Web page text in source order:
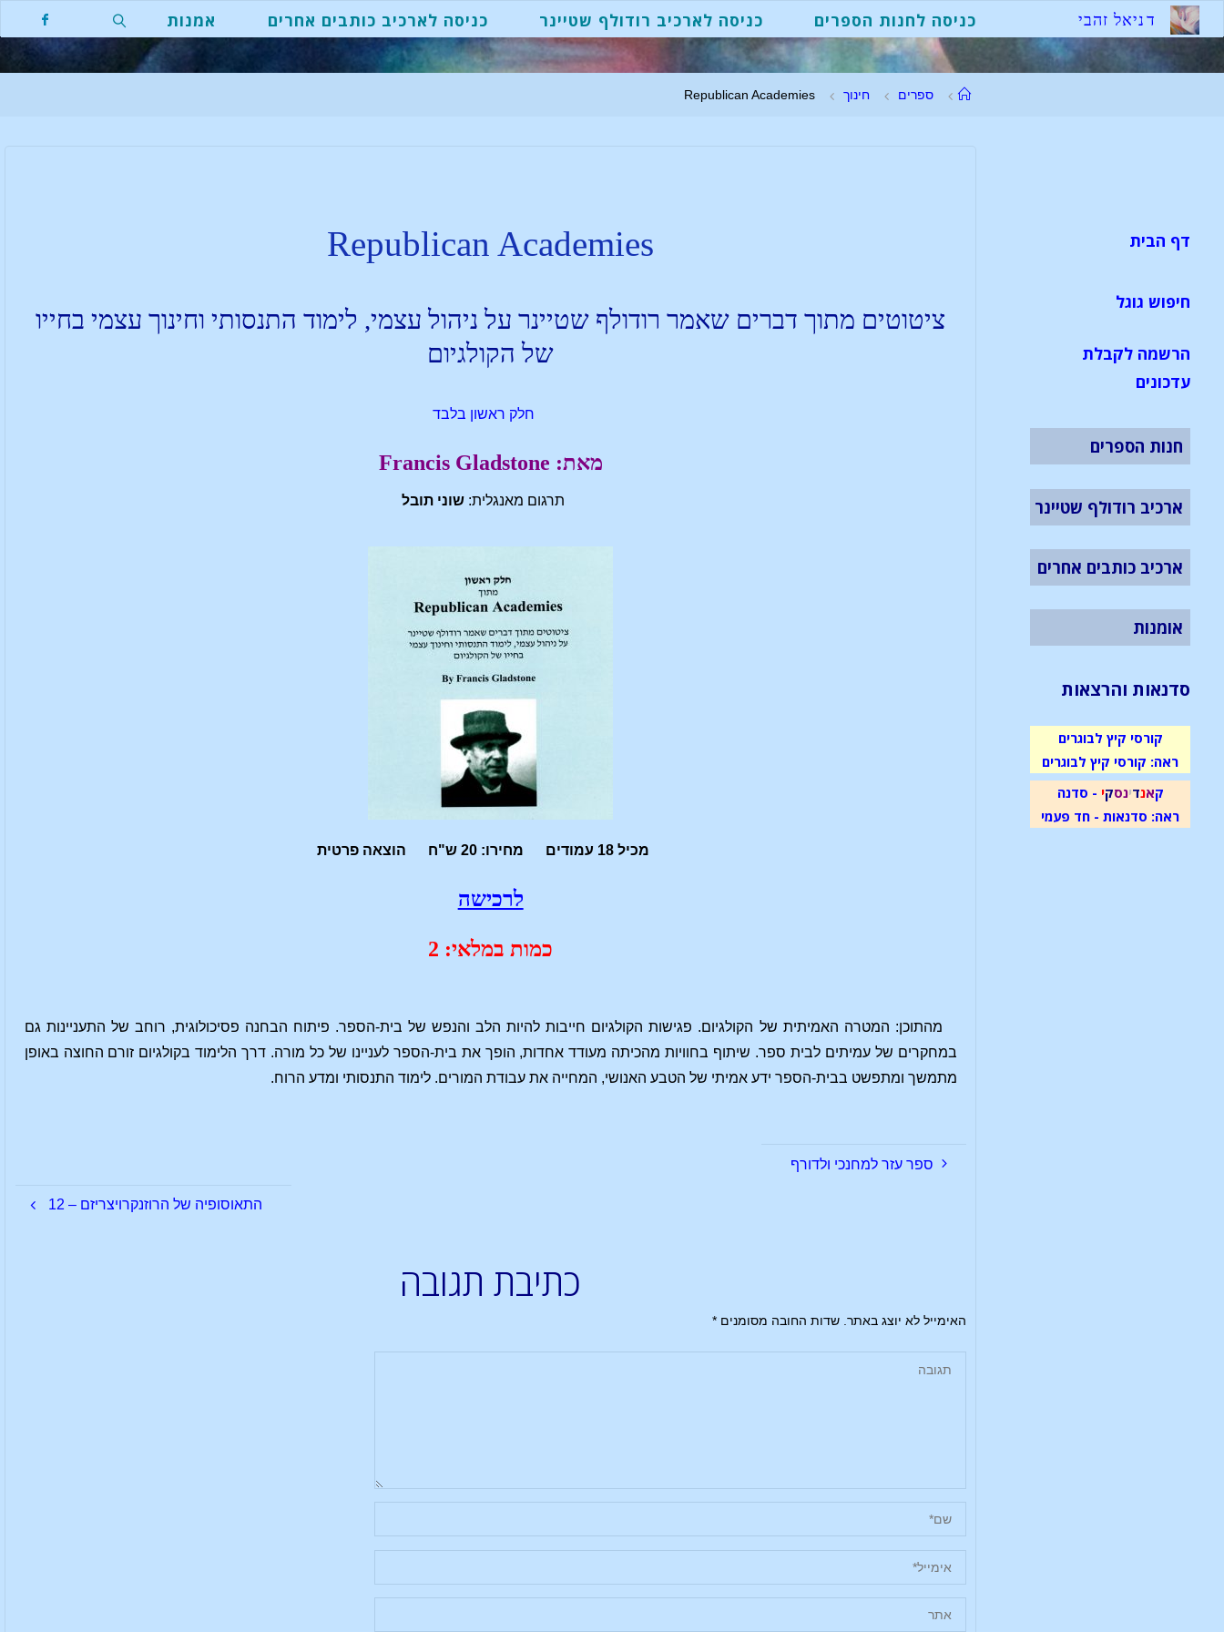
דניאל זהבי כניסה לחנות הספרים כניסה לארכיב רודולף שטיינר כניסה לארכיב כותבים אחרים אמנות
ספרים חינוך Republican Academies
Republican Academies
ציטוטים מתוך דברים שאמר רודולף שטיינר על ניהול עצמי, לימוד התנסותי וחינוך עצמי בחייו
של הקולגיום
חלק ראשון בלבד
מאת: Francis Gladstone
תרגום מאנגלית: שוני תובל
מכיל 18 עמודים מחירו: 20 ש"ח הוצאה פרטית
לרכישה
כמות במלאי: 2
מהתוכן: המטרה האמיתית של הקולגיום. פגישות הקולגיום חייבות להיות הלב והנפש של בית-הספר. פיתוח הבחנה פסיכולוגית, רוחב של התעניינות גם
במחקרים של עמיתים לבית ספר. שיתוף בחוויות מהכיתה מעודד אחדות, הופך את בית-הספר לעניינו של כל מורה. דרך הלימוד בקולגיום זורם החוצה באופן
מתמשך ומתפשט בבית-הספר ידע אמיתי של הטבע האנושי, המחייה את עבודת המורים. לימוד התנסותי ומדע הרוח.
ספר עזר למחנכי ולדורף
התאוסופיה של הרוזנקרויצריזם – 12
כתיבת תגובה
האימייל לא יוצג באתר. שדות החובה מסומנים*
דף הבית
חיפוש גוגל
הרשמה לקבלת
עדכונים
חנות הספרים
ארכיב רודולף שטיינר
ארכיב כותבים אחרים
אומנות
סדנאות והרצאות
קורסי קיץ לבוגרים
ראה: קורסי קיץ לבוגרים
קאנדינסקי - סדנה
ראה: סדנאות - חד פעמי